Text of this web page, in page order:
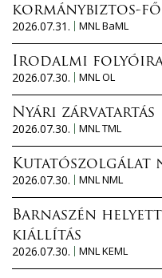
kormánybiztos-
2026.07.31.
MNL BaML
Irodalmi
2026.07.30.
MNL OL
Nyári zárvatartás
2026.07.30.
MNL TML
Kutatószolgálat
2026.07.30.
MNL NML
Barnaszén
kiállítás
2026.07.30.
MNL KEML